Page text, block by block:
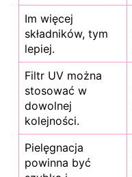
Im więcej
składników, tym
lepiej.
Filtr UV można
stosować w
dowolnej
kolejności.
Pielęgnacja
powinna być